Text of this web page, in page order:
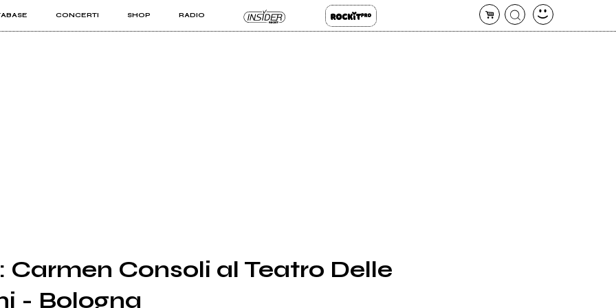
CONCERTI SHOP RADIO
PRO
Carmen Consoli al Teatro Delle
- Bologna